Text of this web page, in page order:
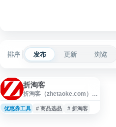
排序 发布 更新 浏览
折淘客
折淘客（zhetaoke.com）是
者的服务平台，专注于优质
商品内容整理与推广资源提
优惠券工具 # 商品选品 # 折淘客